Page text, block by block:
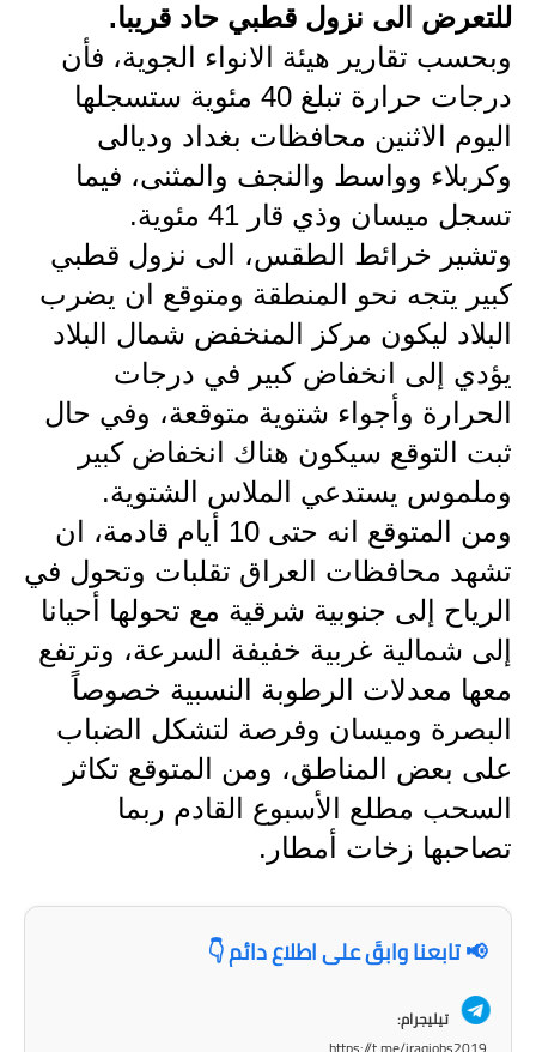
الاخبار الاقتصادية
الاخبار الرياضية
المدارس
اخبار وقرارات وزارة التربية
نتائج الامتحانات
المرحلة الابتدائية
المرحلة المتوسطة
المرحلة الاعدادية
اسئلة وزارية
المرحلة الابتدائية
المرحلة المتوسطة
المرحلة الاعدادية
مرشحات
المرحلة الابتدائية
المرحلة المتوسطة
للتعرض الى نزول قطبي حاد قريبا.
وبحسب تقارير هيئة الانواء الجوية، فأن
درجات حرارة تبلغ 40 مئوية ستسجلها
اليوم الاثنين محافظات بغداد وديالى
وكربلاء وواسط والنجف والمثنى، فيما
تسجل ميسان وذي قار 41 مئوية.
وتشير خرائط الطقس، الى نزول قطبي
كبير يتجه نحو المنطقة ومتوقع ان يضرب
البلاد ليكون مركز المنخفض شمال البلاد
يؤدي إلى انخفاض كبير في درجات
الحرارة وأجواء شتوية متوقعة، وفي حال
ثبت التوقع سيكون هناك انخفاض كبير
وملموس يستدعي الملاس الشتوية.
ومن المتوقع انه حتى 10 أيام قادمة، ان
تشهد محافظات العراق تقلبات وتحول في
الرياح إلى جنوبية شرقية مع تحولها أحيانا
إلى شمالية غربية خفيفة السرعة، وترتفع
معها معدلات الرطوبة النسبية خصوصاً
البصرة وميسان وفرصة لتشكل الضباب
على بعض المناطق، ومن المتوقع تكاثر
السحب مطلع الأسبوع القادم ربما
تصاحبها زخات أمطار.
📢 تابعنا وابقَ على اطلاع دائم 👇
تيليجرام: